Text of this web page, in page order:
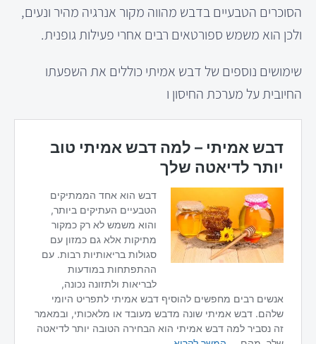
הסוכרים הטבעיים בדבש מהווה מקור אנרגיה מהיר ונעים,
ולכן הוא משמש ספורטאים רבים אחרי פעילות גופנית.
שימושים נוספים של דבש אמיתי כוללים את השפעתו
החיובית על מערכת החיסון ו